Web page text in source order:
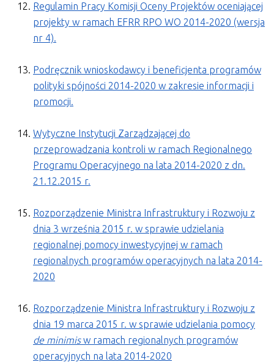
Regulamin Pracy Komisji Oceny Projektów oceniającej
projekty w ramach EFRR RPO WO 2014-2020 (wersja
nr 4).
Podręcznik wnioskodawcy i beneficjenta programów
polityki spójności 2014-2020 w zakresie informacji i
promocji.
Wytyczne Instytucji Zarządzającej do
przeprowadzania kontroli w ramach Regionalnego
Programu Operacyjnego na lata 2014-2020 z dn.
21.12.2015 r.
Rozporządzenie Ministra Infrastruktury i Rozwoju z
dnia 3 września 2015 r. w sprawie udzielania
regionalnej pomocy inwestycyjnej w ramach
regionalnych programów operacyjnych na lata 2014-
2020
Rozporządzenie Ministra Infrastruktury i Rozwoju z
dnia 19 marca 2015 r. w sprawie udzielania pomocy
de minimisw ramach regionalnych programów
operacyjnych na lata 2014-2020